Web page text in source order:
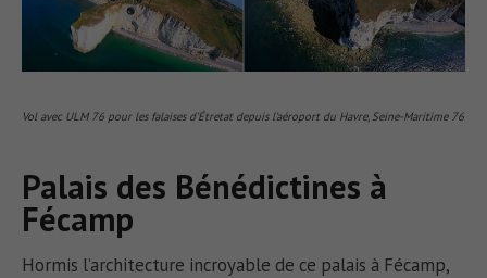
Vol avec ULM 76 pour les falaises d’Étretat depuis l’aéroport du Havre, Seine-Maritime 76
Palais des Bénédictines à
Fécamp
Hormis l’architecture incroyable de ce palais à Fécamp,